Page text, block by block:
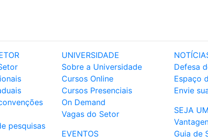
pesquisas
UNIVERSIDADE
Sobre a Universidade
Cursos Online
Cursos Presenciais
On Demand
Vagas do Setor
EVENTOS
Defesa
Espaço
Envie
SEJA
Guia de